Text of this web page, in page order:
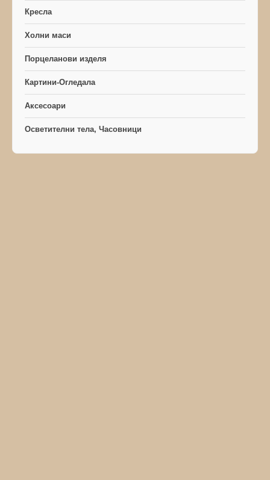
Кресла
Холни маси
Порцеланови изделя
Картини-Огледала
Аксесоари
Осветителни тела, Часовници